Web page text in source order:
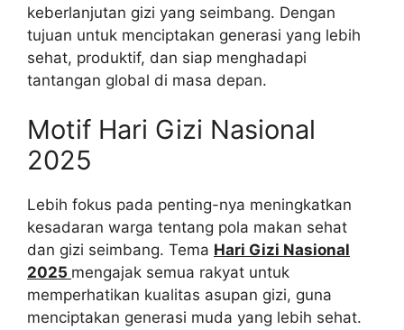
keberlanjutan gizi yang seimbang. Dengan
tujuan untuk menciptakan generasi yang lebih
sehat, produktif, dan siap menghadapi
tantangan global di masa depan.
Motif Hari Gizi Nasional
2025
Lebih fokus pada penting-nya meningkatkan
kesadaran warga tentang pola makan sehat
dan gizi seimbang. Tema Hari Gizi Nasional
2025 mengajak semua rakyat untuk
memperhatikan kualitas asupan gizi, guna
menciptakan generasi muda yang lebih sehat.